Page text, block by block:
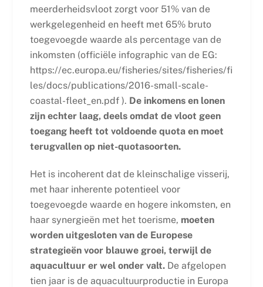
meerderheidsvloot zorgt voor 51% van de
werkgelegenheid en heeft met 65% bruto
toegevoegde waarde als percentage van de
inkomsten (officiële infographic van de EG:
https://ec.europa.eu/fisheries/sites/fisheries/fi
les/docs/publications/2016-small-scale-
coastal-fleet_en.pdf ). De inkomens en lonen
zijn echter laag, deels omdat de vloot geen
toegang heeft tot voldoende quota en moet
terugvallen op niet-quotasoorten.
Het is incoherent dat de kleinschalige visserij,
met haar inherente potentieel voor
toegevoegde waarde en hogere inkomsten, en
haar synergieën met het toerisme, moeten
worden uitgesloten van de Europese
strategieën voor blauwe groei, terwijl de
aquacultuur er wel onder valt.De afgelopen
tien jaar is de aquacultuurproductie in Europa